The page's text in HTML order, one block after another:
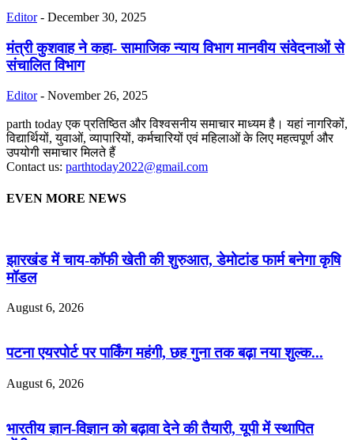
Editor - December 30, 2025
मंत्री कुशवाह ने कहा- सामाजिक न्याय विभाग मानवीय संवेदनाओं से
संचालित विभाग
Editor - November 26, 2025
parth today एक प्रतिष्ठित और विश्वसनीय समाचार माध्यम है। यहां नागरिकों,
विद्यार्थियों, युवाओं, व्यापारियों, कर्मचारियों एवं महिलाओं के लिए महत्वपूर्ण और
उपयोगी समाचार मिलते हैं
Contact us: parthtoday2022@gmail.com
EVEN MORE NEWS
झारखंड में चाय-कॉफी खेती की शुरुआत, डेमोटांड फार्म बनेगा कृषि
मॉडल
August 6, 2026
पटना एयरपोर्ट पर पार्किंग महंगी, छह गुना तक बढ़ा नया शुल्क...
August 6, 2026
भारतीय ज्ञान-विज्ञान को बढ़ावा देने की तैयारी, यूपी में स्थापित